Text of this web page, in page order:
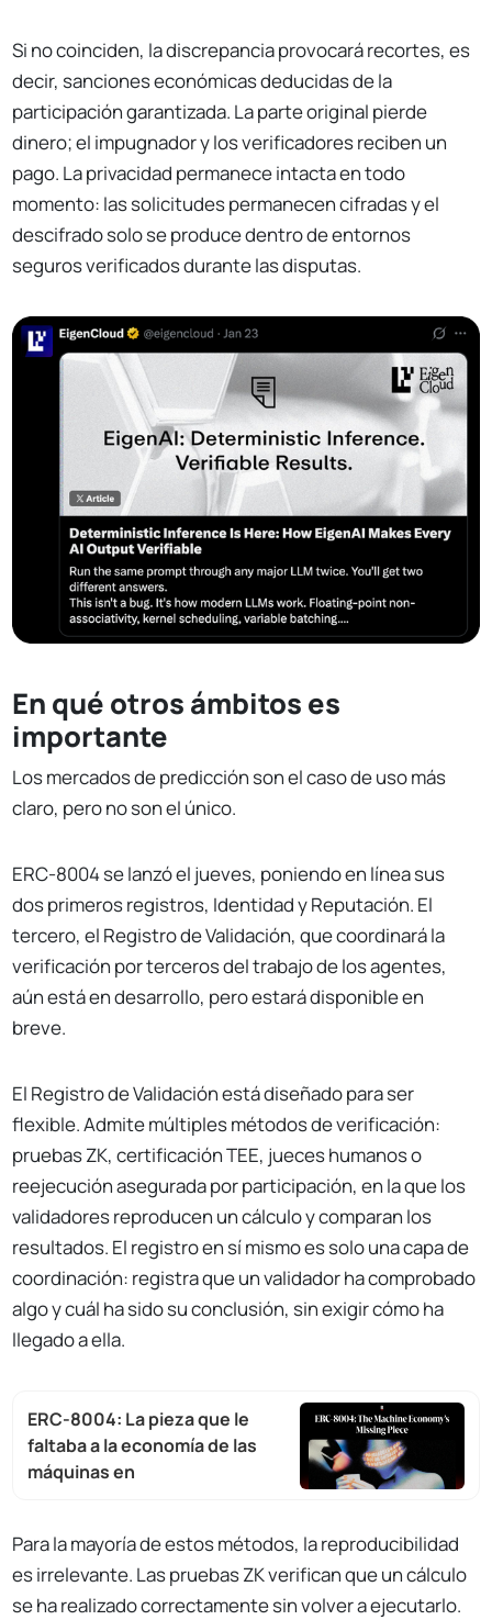
Si no coinciden, la discrepancia provocará recortes, es
decir, sanciones económicas deducidas de la
participación garantizada. La parte original pierde
dinero; el impugnador y los verificadores reciben un
pago. La privacidad permanece intacta en todo
momento: las solicitudes permanecen cifradas y el
descifrado solo se produce dentro de entornos
seguros verificados durante las disputas.
En qué otros ámbitos es
importante
Los mercados de predicción son el caso de uso más
claro, pero no son el único.
ERC-8004 se lanzó el jueves, poniendo en línea sus
dos primeros registros, Identidad y Reputación. El
tercero, el Registro de Validación, que coordinará la
verificación por terceros del trabajo de los agentes,
aún está en desarrollo, pero estará disponible en
breve.
El Registro de Validación está diseñado para ser
flexible. Admite múltiples métodos de verificación:
pruebas ZK, certificación TEE, jueces humanos o
reejecución asegurada por participación, en la que los
validadores reproducen un cálculo y comparan los
resultados. El registro en sí mismo es solo una capa de
coordinación: registra que un validador ha comprobado
algo y cuál ha sido su conclusión, sin exigir cómo ha
llegado a ella.
ERC-8004: La pieza que le
faltaba a la economía de las
máquinas en
Para la mayoría de estos métodos, la reproducibilidad
es irrelevante. Las pruebas ZK verifican que un cálculo
se ha realizado correctamente sin volver a ejecutarlo.